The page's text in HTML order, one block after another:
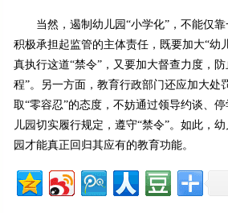
当然，遏制幼儿园“小学化”，不能仅靠
积极承担起监管的主体责任，既要加大“幼
真执行这道“禁令”，又要加大督查力度，
程”。另一方面，教育行政部门还应加大
取“零容忍”的态度，不妨通过领导约谈、
儿园切实履行规定，遵守“禁令”。如此，
园才能真正回归其应有的教育功能。